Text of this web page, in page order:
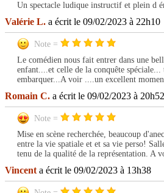
Un spectacle ludique instructif et plein d
Valérie L. a écrit le 09/02/2023 à 22h10
Note =
Le comédien nous fait entrer dans une
enfant....et celle de la conquête spéciale...
embarquer...A voir ....un excellent
Romain C. a écrit le 09/02/2023 à 20h52
Note =
Mise en scène recherchée, beaucoup
entre la vie spatiale et et sa vie perso!
tenu de la qualité de la représentation. A
Vincent a écrit le 09/02/2023 à 13h38